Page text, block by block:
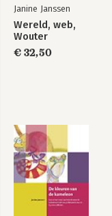
Dank 131
Literatuur 135
Boeken en artikelen
Janine Janssen
Wereld, web,
Wouter
€ 32,50